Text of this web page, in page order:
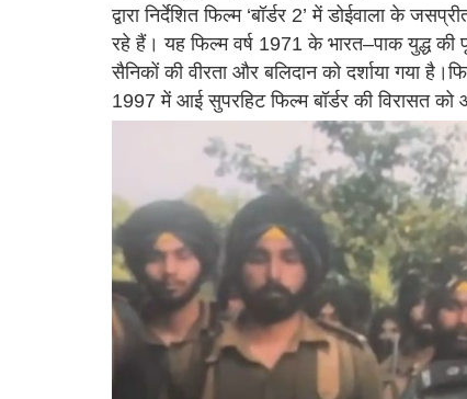
द्वारा निर्देशित फिल्म ‘बॉर्डर 2’ में डोईवाला के
रहे हैं। यह फिल्म वर्ष 1971 के भारत–पाक युद्ध की
सैनिकों की वीरता और बलिदान को दर्शाया गया
1997 में आई सुपरहिट फिल्म बॉर्डर की विरासत को